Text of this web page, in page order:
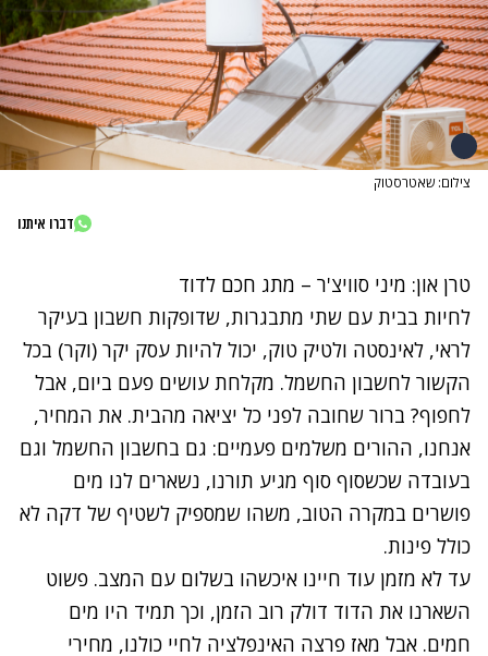
צילום: שאטרסטוק
דברו איתנו
טרן און: מיני סוויצ'ר – מתג חכם לדוד
לחיות בבית עם שתי מתבגרות, שדופקות חשבון בעיקר
לראי, לאינסטה ולטיק טוק, יכול להיות עסק יקר (וקר) בכל
הקשור לחשבון החשמל. מקלחת עושים פעם ביום, אבל
לחפוף? ברור שחובה לפני כל יציאה מהבית. את המחיר,
אנחנו, ההורים משלמים פעמיים: גם בחשבון החשמל וגם
בעובדה שכשסוף סוף מגיע תורנו, נשארים לנו מים
פושרים במקרה הטוב, משהו שמספיק לשטיף של דקה לא
כולל פינות.
עד לא מזמן עוד חיינו איכשהו בשלום עם המצב. פשוט
השארנו את הדוד דולק רוב הזמן, וכך תמיד היו מים
חמים. אבל מאז פרצה האינפלציה לחיי כולנו, מחירי